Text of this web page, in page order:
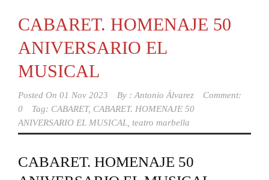
CABARET. HOMENAJE 50
ANIVERSARIO EL
MUSICAL
Posted On 01 Nov 2023 By : Antonio Álvarez
Comment:
0
Tag: CABARET, CABARET. HOMENAJE 50
ANIVERSARIO EL MUSICAL teatro marbella
CABARET. HOMENAJE 50